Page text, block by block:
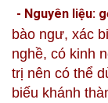
- Nguyên liệu:
bào ngư, xác
nghề, có kinh
trị nên có thể
biếu khánh